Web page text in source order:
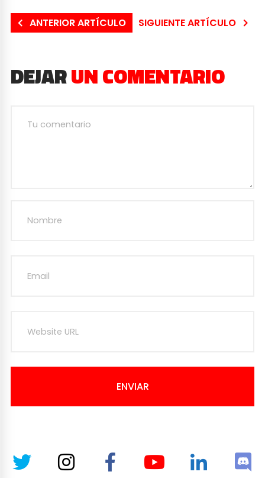
ANTERIOR ARTÍCULO SIGUIENTE ARTÍCULO
DEJARUN COMENTARIO
ENVIAR